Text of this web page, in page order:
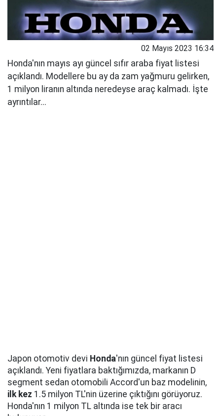
02 Mayıs 2023 16:34
Honda'nın mayıs ayı güncel sıfır araba fiyat listesi
açıklandı. Modellere bu ay da zam yağmuru gelirken,
1 milyon liranın altında neredeyse araç kalmadı. İşte
ayrıntılar...
Japon otomotiv devi Honda'nın güncel fiyat listesi
açıklandı. Yeni fiyatlara baktığımızda, markanın D
segment sedan otomobili Accord'un baz modelinin,
ilk kez 1.5 milyon TL'nin üzerine çıktığını görüyoruz.
Honda'nın 1 milyon TL altında ise tek bir aracı